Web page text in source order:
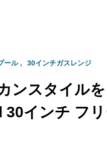
ール 30インチガスレンジ
ンスタイル
インチ フ